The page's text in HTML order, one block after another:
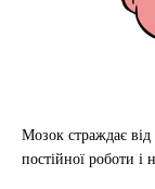
Мозок страждає від
постійної роботи і